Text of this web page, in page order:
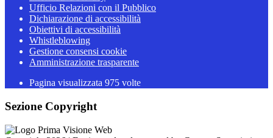
Ufficio Relazioni con il Pubblico
Dichiarazione di accessibilità
Obiettivi di accessibilità
Whistleblowing
Gestione consensi cookie
Amministrazione trasparente
Pagina visualizzata 975 volte
Sezione Copyright